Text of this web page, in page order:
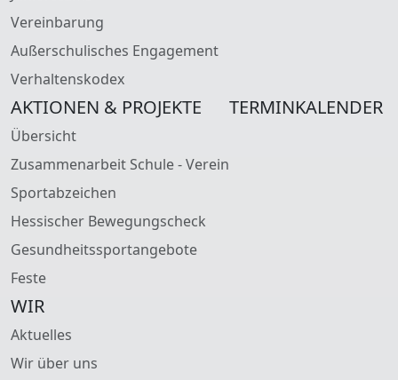
Vereinbarung
Außerschulisches Engagement
Verhaltenskodex
AKTIONEN & PROJEKTE
Übersicht
Zusammenarbeit Schule - Verein
Sportabzeichen
Hessischer Bewegungscheck
Gesundheitssportangebote
Feste
TERMINKALENDER
WIR
Aktuelles
Wir über uns